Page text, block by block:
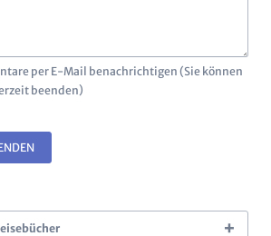
per E-Mail benachrichtigen (Sie können
beenden)